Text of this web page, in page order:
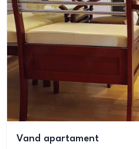
Vand apartament